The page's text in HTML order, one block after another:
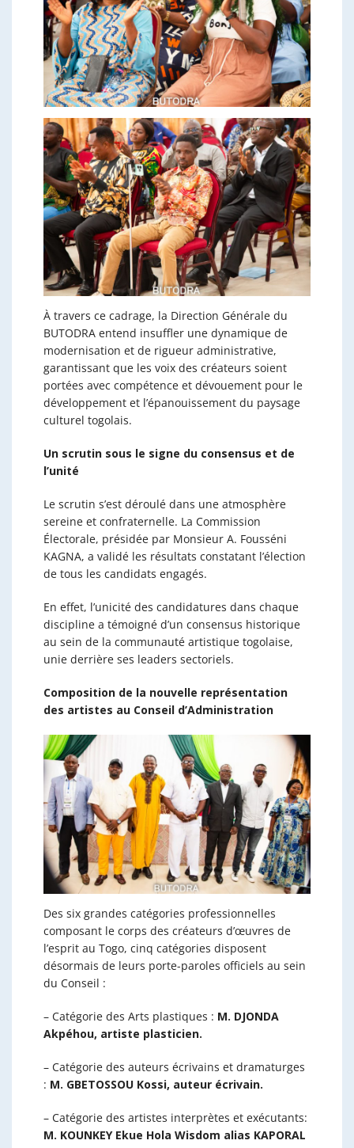
À travers ce cadrage, la Direction Générale du
BUTODRA entend insuffler une dynamique de
modernisation et de rigueur administrative,
garantissant que les voix des créateurs soient
portées avec compétence et dévouement pour le
développement et l’épanouissement du paysage
culturel togolais.
Un scrutin sous le signe du consensus et de
l’unité
Le scrutin s’est déroulé dans une atmosphère
sereine et confraternelle. La Commission
Électorale, présidée par Monsieur A. Fousséni
KAGNA, a validé les résultats constatant l’élection
de tous les candidats engagés.
En effet, l’unicité des candidatures dans chaque
discipline a témoigné d’un consensus historique
au sein de la communauté artistique togolaise,
unie derrière ses leaders sectoriels.
Composition de la nouvelle représentation
des artistes au Conseil d’Administration
Des six grandes catégories professionnelles
composant le corps des créateurs d’œuvres de
l’esprit au Togo, cinq catégories disposent
désormais de leurs porte-paroles officiels au sein
du Conseil :
– ​Catégorie des Arts plastiques : ​ M. DJONDA
Akpéhou, artiste plasticien.
– ​Catégorie des auteurs écrivains et dramaturges
: M. GBETOSSOU Kossi, auteur écrivain.
– ​Catégorie des artistes interprètes et exécutants:
M. KOUNKEY Ekue Hola Wisdom alias KAPORAL